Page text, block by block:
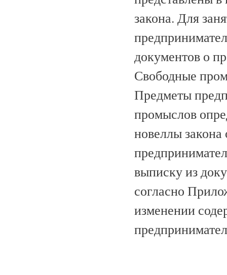
закона. Для
документов о
Свободные
Предметы
промыслов
новеллы
выписку из
согласно
изменении